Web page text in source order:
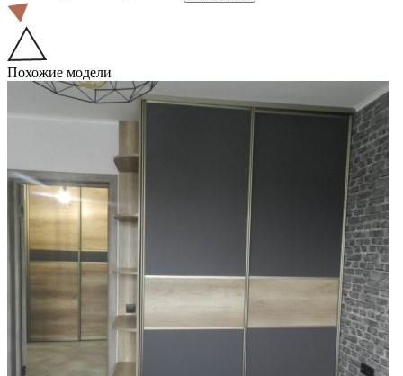
Похожие модели